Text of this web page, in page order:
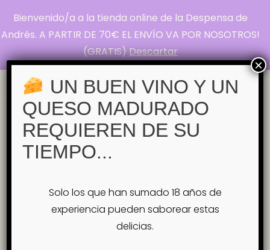
Bienvenido/a a la tienda online de la Despensa de
Andrés. A PARTIR DE 70€ EL ENVÍO VA POR NOSOTROS!
(GRATIS)Descartar
La Despensa de
Andrés
Pasión por el Queso
Inicio Tienda VINOS
Serena Armonía –
Tinto Crianza Ecológico – D.O. Alicante
Serena Armonía – Tinto Crianza
UN BUEN VINO Y UN
QUESO MADURADO
REQUIEREN DE SU
TIEMPO...
Solo los que han sumado 18 años de
experiencia pueden saborear estas
delicias.
×